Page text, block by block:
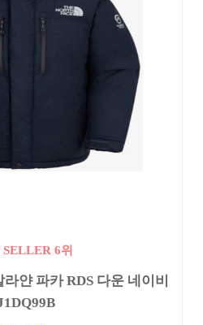
SELLER 6위
얀 파카 RDS 다운 네이비